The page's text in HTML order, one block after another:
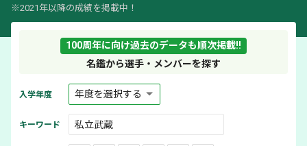
※2021年以降の成績を掲載中！
100周年に向け過去のデータも順次掲載!!
名鑑から選手・メンバーを探す
入学年度
キーワード